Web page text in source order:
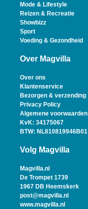
Mode & Lifestyle
Reizen & Recreatie
Showbizz
Sport
Voeding & Gezondheid
Over Magvilla
Over ons
Klantenservice
Bezorgen & verzending
Privacy Policy
Algemene voorwaarden
KvK: 34175067
BTW: NL810819946B01
Volg Magvilla
Magvilla.nl
De Trompet 1739
1967 DB Heemskerk
post@magvilla.nl
www.magvilla.nl